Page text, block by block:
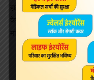
हाई कोर्ट एक जनहित
केमिकलों और पेस्टिसाइड्स के
मांग की गई है। खासतौर पर